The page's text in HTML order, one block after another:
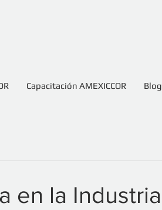
Capacitación AMEXICCOR Blog
en la Industria